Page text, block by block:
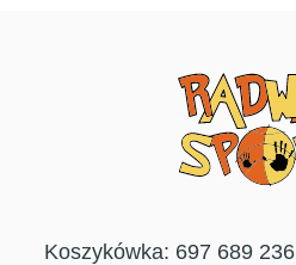
Koszykówka: 697 689 236